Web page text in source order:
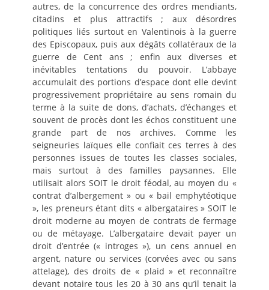
autres, de la concurrence des ordres mendiants,
citadins et plus attractifs ; aux désordres
politiques liés surtout en Valentinois à la guerre
des Episcopaux, puis aux dégâts collatéraux de la
guerre de Cent ans ; enfin aux diverses et
inévitables tentations du pouvoir. L’abbaye
accumulait des portions d’espace dont elle devint
progressivement propriétaire au sens romain du
terme à la suite de dons, d’achats, d’échanges et
souvent de procès dont les échos constituent une
grande part de nos archives. Comme les
seigneuries laïques elle confiait ces terres à des
personnes issues de toutes les classes sociales,
mais surtout à des familles paysannes. Elle
utilisait alors SOIT le droit féodal, au moyen du «
contrat d’albergement » ou « bail emphytéotique
», les preneurs étant dits « albergataires » SOIT le
droit moderne au moyen de contrats de fermage
ou de métayage. L’albergataire devait payer un
droit d’entrée (« introges »), un cens annuel en
argent, nature ou services (corvées avec ou sans
attelage), des droits de « plaid » et reconnaître
devant notaire tous les 20 à 30 ans qu’il tenait la